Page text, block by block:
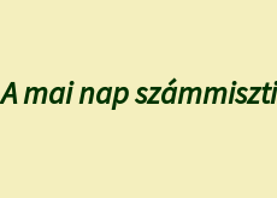
A mai nap